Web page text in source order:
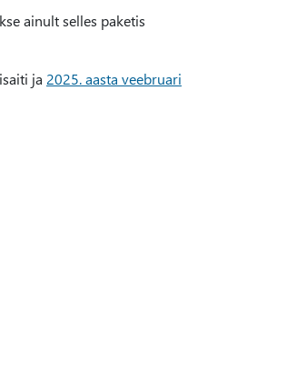
ainult selles paketis
ja 2025. aasta veebruari